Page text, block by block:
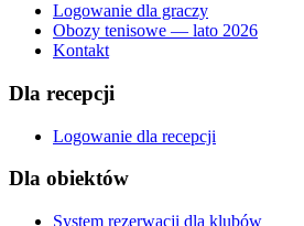
Logowanie dla graczy
Obozy tenisowe — lato 2026
Kontakt
Dla recepcji
Logowanie dla recepcji
Dla obiektów
System rezerwacji dla klubów